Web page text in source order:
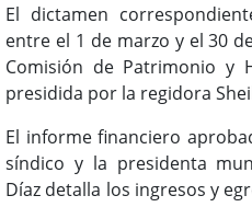
El dictamen
entre el 1 de marzo y el 30
Comisión de Patrimonio y
presidida por la regidora
El informe financiero
síndico y la presidenta
Díaz detalla los ingresos y